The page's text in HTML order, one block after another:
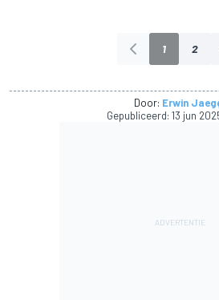
1 2
Door: Erwin
Gepubliceerd: 13 jun